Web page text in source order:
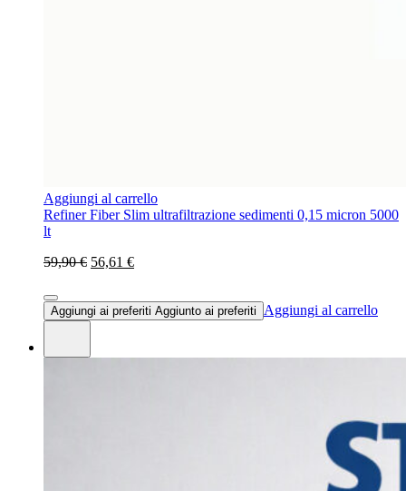
Aggiungi al carrello
Refiner Fiber Slim ultrafiltrazione sedimenti 0,15 micron 5000
lt
59,90 € 56,61 €
Aggiungi ai preferiti Aggiunto ai preferiti Aggiungi al carrello